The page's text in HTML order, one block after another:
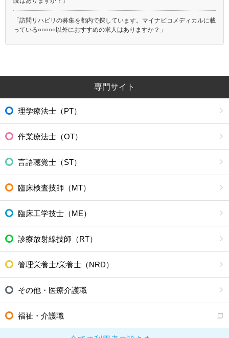
「訪問リハビリの募集を都内で探しています。マイナビコメディカルに載
っている○○○○○以外におすすめの求人はありますか？」
専門サイト
理学療法士（PT）
作業療法士（OT）
言語聴覚士（ST）
臨床検査技師（MT）
臨床工学技士（ME）
診療放射線技師（RT）
管理栄養士/栄養士（NRD）
その他・医療介護職
福祉・介護職